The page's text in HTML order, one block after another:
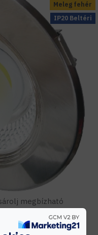
Meleg fehér
IP20 Beltéri
megbízható
gyári garanciális